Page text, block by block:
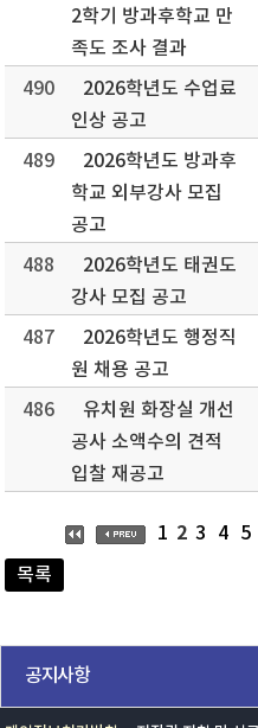
2학기 방과후학교 만
족도 조사 결과
490
2026학년도 수업료
인상 공고
489
2026학년도 방과후
학교 외부강사 모집
공고
488
2026학년도 태권도
강사 모집 공고
487
2026학년도 행정직
원 채용 공고
486
유치원 화장실 개선
공사 소액수의 견적
입찰 재공고
1 2 3 4 5
목록
공지사항